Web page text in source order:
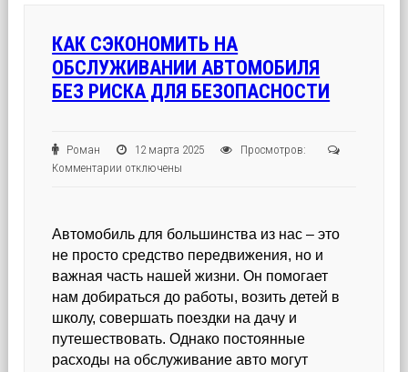
КАК СЭКОНОМИТЬ НА
ОБСЛУЖИВАНИИ АВТОМОБИЛЯ
БЕЗ РИСКА ДЛЯ БЕЗОПАСНОСТИ
Роман 12 марта 2025
Просмотров:
Комментарии к
на
обслуживании
автомобиля
без
риска
безопасности
отключены
Автомобиль для большинства из нас – это
не просто средство передвижения, но и
важная часть нашей жизни. Он помогает
нам добираться до работы, возить детей в
школу, совершать поездки на дачу и
путешествовать. Однако постоянные
расходы на обслуживание авто могут